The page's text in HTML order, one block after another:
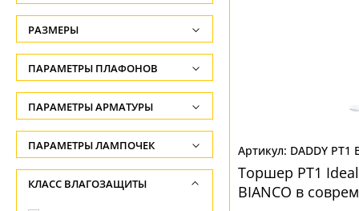
DADDY PT1
Торшер PT1
BIANCO в
РАЗМЕРЫ
Высота, см
-
Ширина, см
-
Диаметр, см
-
ПАРАМЕТРЫ ПЛАФОНОВ
ФОРМА ПЛАФОНА
Конус(2)
ПОВЕРХНОСТЬ
ПАРАМЕТРЫ АРМАТУРЫ
ЦВЕТ АРМАТУРЫ
Бежевый(3)
ПАРАМЕТРЫ ЛАМПОЧЕК
Количество ламп
-
КЛАСС ВЛАГОЗАЩИТЫ